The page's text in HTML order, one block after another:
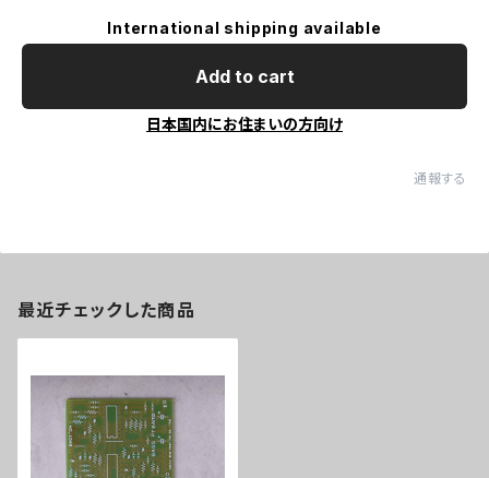
International shipping available
Add to cart
日本国内にお住まいの方向け
通報する
最近チェックした商品